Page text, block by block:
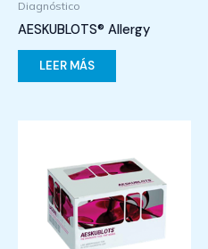
Diagnóstico
AESKUBLOTS® Allergy
LEER MÁS